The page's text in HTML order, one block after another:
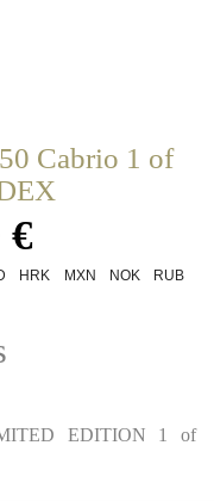
Cabrio 1 of
€
HRK MXN NOK
RUB
EDITION 1 of